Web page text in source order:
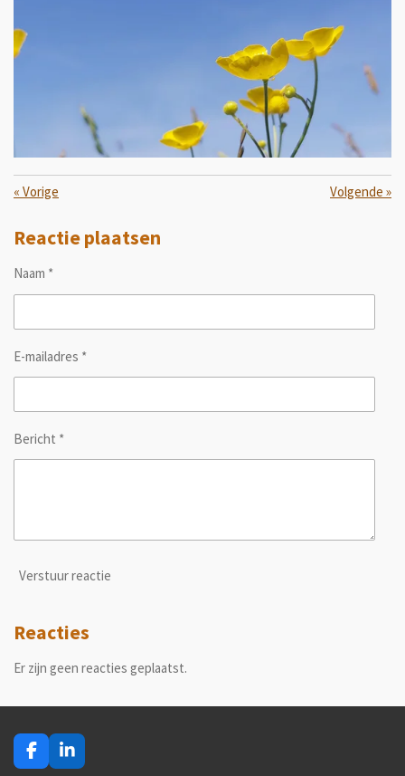
« Vorige Volgende »
Reactie plaatsen
Naam *
E-mailadres *
Bericht *
Verstuur reactie
Reacties
Er zijn geen reacties geplaatst.
F
L